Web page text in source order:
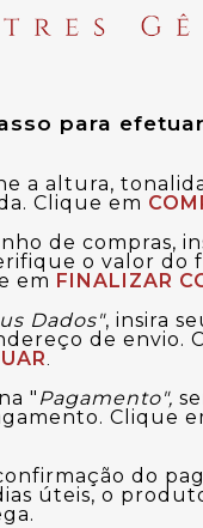
para
a altura,
Clique em
de compras,
o valor do
em FINALIZAR
Dados", insira
de envio.
" Pagamento",
Clique
do
úteis, o